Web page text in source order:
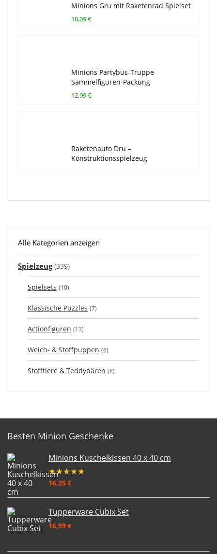
Minions Gru mit Raketenrad Spielset
10,09 €
Minions Partybus-Truppe
Sammelfiguren-Packung
12,99 €
Raketenauto Dru –
Konstruktionsspielzeug
Alle Kategorien anzeigen
Spielzeug (339)
Spielsets (10)
Klassische Puzzles (7)
Actionfiguren (13)
Weich- & Stoffpuppen (6)
Stofftiere & Teddybären (8)
Besten Minion Geschenke
Minions Kuschelkissen 40 x 40 cm
★★★★★
16,25 €
Tupperware Cubix Set
16,99 €